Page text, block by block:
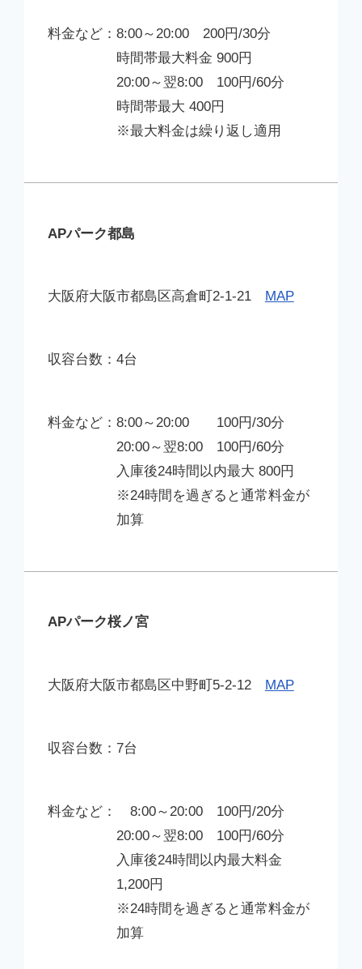
8:00～20:00 200円/30分
時間帯最大料金 900円
20:00～翌8:00 100円/60分
時間帯最大 400円
※最大料金は繰り返し適用
APパーク都島
大阪府大阪市都島区高倉町2-1-21 MAP
4台
8:00～20:00 100円/30分
20:00～翌8:00 100円/60分
入庫後24時間以内最大 800円
※24時間を過ぎると通常料金が
加算
APパーク桜ノ宮
大阪府大阪市都島区中野町5-2-12 MAP
7台
8:00～20:00 100円/20分
20:00～翌8:00 100円/60分
入庫後24時間以内最大料金
1,200円
※24時間を過ぎると通常料金が
加算